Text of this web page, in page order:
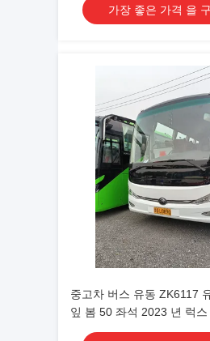
가장 좋은 가격 을
중고차 버스 유동 ZK6117
잎 봄 50 좌석 2023 년 럭스